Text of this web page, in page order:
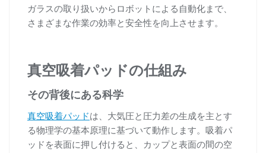
ガラスの取り扱いからロボットによる自動化まで、
さまざまな作業の効率と安全性を向上させます。
真空吸着パッドの仕組み
その背後にある科学
真空吸着パッドは、大気圧と圧力差の生成を主とす
る物理学の基本原理に基づいて動作します。吸着パ
ッドを表面に押し付けると、カップと表面の間の空